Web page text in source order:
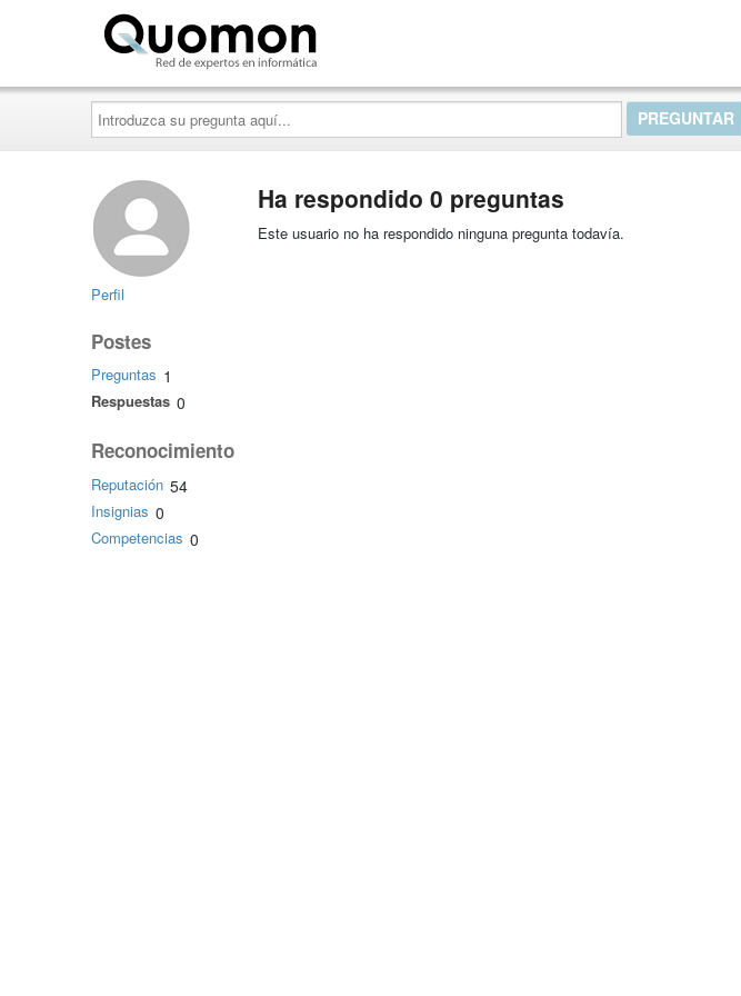
Introduzca
su
pregunta
aquí...
Perfil
Postes
Preguntas 1
Respuestas 0
Reconocimiento
Reputación 54
Insignias 0
Competencias 0
Ha respondido 0 preguntas
Este usuario no ha respondido ninguna pregunta todavía.